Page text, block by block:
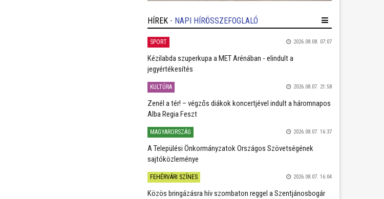
HÍREK - NAPI HÍRÖSSZEFOGLALÓ
SPORT 2026.08.08. 07:07
Kézilabda szuperkupa a MET Arénában - elindult a
jegyértékesítés
KULTÚRA 2026.08.07. 21:58
Zenél a tér! – végzős diákok koncertjével indult a háromnapos
Alba Regia Feszt
MAGYARORSZÁG 2026.08.07. 16:37
A Települési Önkormányzatok Országos Szövetségének
sajtóközleménye
FEHÉRVÁRI SZÍNES 2026.08.07. 16:04
Közös bringázásra hív szombaton reggel a Szentjánosbogár